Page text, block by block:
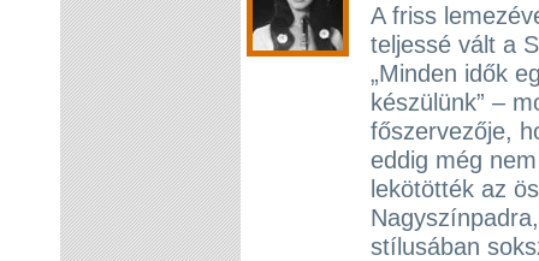
A friss
teljessé vált a
„Minden idők
készülünk” –
főszervezője,
eddig még
lekötötték az
stílusában